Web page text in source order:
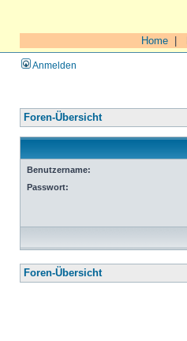
Home
Anmelden
Foren-Übersicht
Benutzername:
Passwort:
Foren-Übersicht